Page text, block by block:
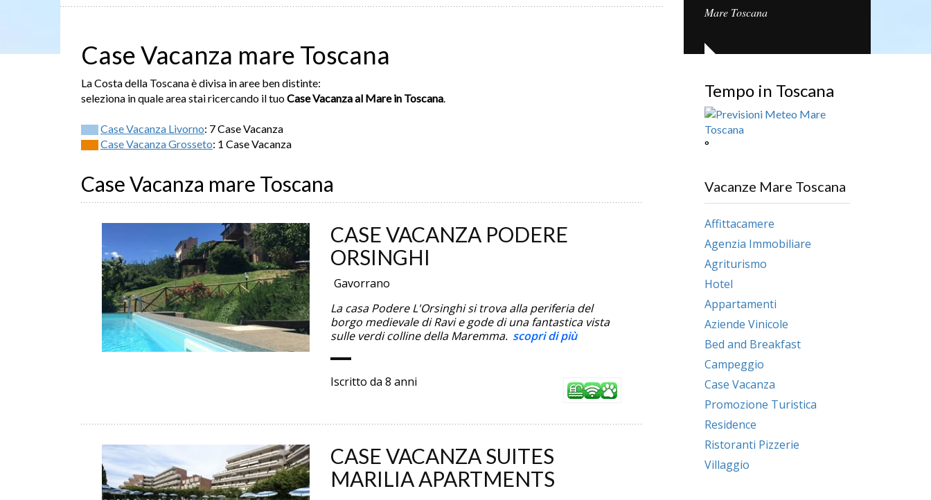
Case Vacanza mare Toscana
La Costa della Toscana è divisa in aree ben distinte:
seleziona in quale area stai ricercando il tuoCase Vacanza al Mare in Toscana.
Case Vacanza Livorno: 7 Case Vacanza
Case Vacanza Grosseto: 1 Case Vacanza
Case Vacanza mare Toscana
CASE VACANZA PODERE
ORSINGHI
Gavorrano
La casa Podere L'Orsinghi si trova alla periferia del
borgo medievale di Ravi e gode di una fantastica vista
sulle verdi colline della Maremma. scopri di più
Iscritto da 8 anni
CASE VACANZA SUITES
MARILIA APARTMENTS
Mare Toscana
Tempo in Toscana
°
Vacanze Mare Toscana
Affittacamere
Agenzia Immobiliare
Agriturismo
Hotel
Appartamenti
Aziende Vinicole
Bed and Breakfast
Campeggio
Case Vacanza
Promozione Turistica
Residence
Ristoranti Pizzerie
Villaggio